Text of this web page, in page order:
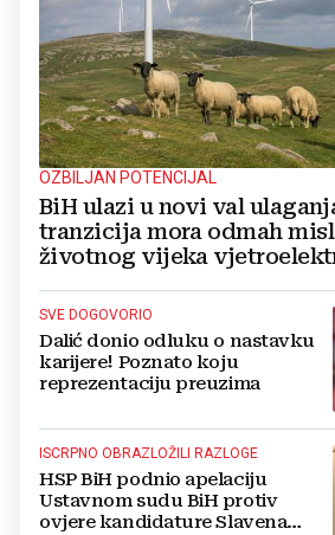
OZBILJAN POTENCIJAL
BiH ulazi u novi val
tranzicija mora odmah
životnog vijeka
SVE DOGOVORIO
Dalić donio odluku o nastavku
karijere! Poznato koju
reprezentaciju preuzima
ISCRPNO OBRAZLOŽILI RAZLOGE
HSP BiH podnio apelaciju
Ustavnom sudu BiH protiv
ovjere kandidature Slavena